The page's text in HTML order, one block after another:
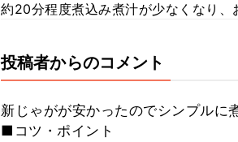
約20分程度煮込み煮汁が少なくなり、
投稿者からのコメント
新じゃがが安かったのでシンプルに
■コツ・ポイント